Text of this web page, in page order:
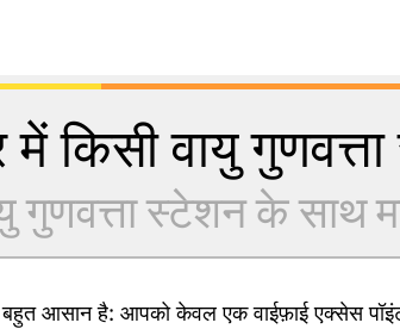
किसी वायु
स्टेशन के साथ
बहुत आसान है: आपको केवल एक वाईफ़ाई एक्सेस